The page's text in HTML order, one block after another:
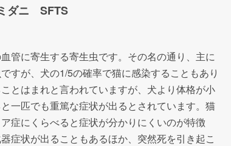
ダニ SFTS
管に寄生する寄生虫です。その名の通り、主に
すが、犬の1/5の確率で猫に感染することもあり
とはまれと言われていますが、犬より体格が小
一匹でも重篤な症状が出るとされています。猫
症にくらべると症状が分かりにくいのが特徴
症状が出ることもあるほか、突然死を引き起こ